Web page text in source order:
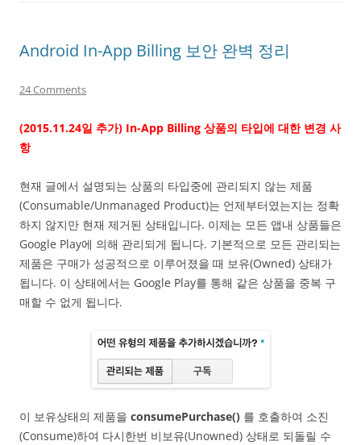
Android In-App Billing 보안 완벽 정리
24 Comments
(2015.11.24일 추가) In-App Billing 상품의 타입에 대한 변경 사
항
현재 글에서 설명되는 상품의 타입중에 관리되지 않는 제품
(Consumable/Unmanaged Product)는 언제부터였는지는 정확
하지 않지만 현재 제거된 상태입니다. 이제는 모든 앱내 상품들은
Google Play에 의해 관리되게 됩니다. 기본적으로 모든 관리되는
제품은 구매가 성공적으로 이루어졌을 때 보유(Owned) 상태가
됩니다. 이 상태에서는 Google Play를 통해 같은 상품을 중복 구
매할 수 없게 됩니다.
이 보유상태의 제품을 consumePurchase() 를 호출하여 소진
(Consume)하여 다시한번 비보유(Unowned) 상태로 되돌릴 수